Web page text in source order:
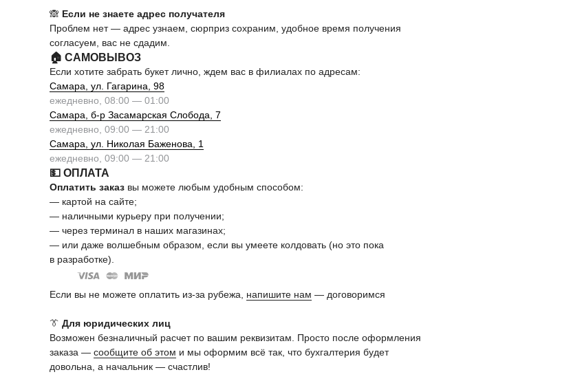
🙈 Если не знаете адрес получателя
Проблем нет — адрес узнаем, сюрприз сохраним, удобное время получения
согласуем, вас не сдадим.
🏠 САМОВЫВОЗ
Если хотите забрать букет лично, ждем вас в филиалах по адресам:
Самара, ул. Гагарина, 98
ежедневно, 08:00 — 01:00
Самара, б-р Засамарская Слобода, 7
ежедневно, 09:00 — 21:00
Самара, ул. Николая Баженова, 1
ежедневно, 09:00 — 21:00
💵 ОПЛАТА
Оплатить заказ вы можете любым удобным способом:
— картой на сайте;
— наличными курьеру при получении;
— через терминал в наших магазинах;
— или даже волшебным образом, если вы умеете колдовать (но это пока
в разработке).
Если вы не можете оплатить из-за рубежа, напишите нам — договоримся
👔 Для юридических лиц
Возможен безналичный расчет по вашим реквизитам. Просто после оформления
заказа — сообщите об этом и мы оформим всё так, что бухгалтерия будет
довольна, а начальник — счастлив!